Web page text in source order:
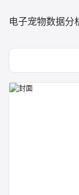
电子宠物数据分